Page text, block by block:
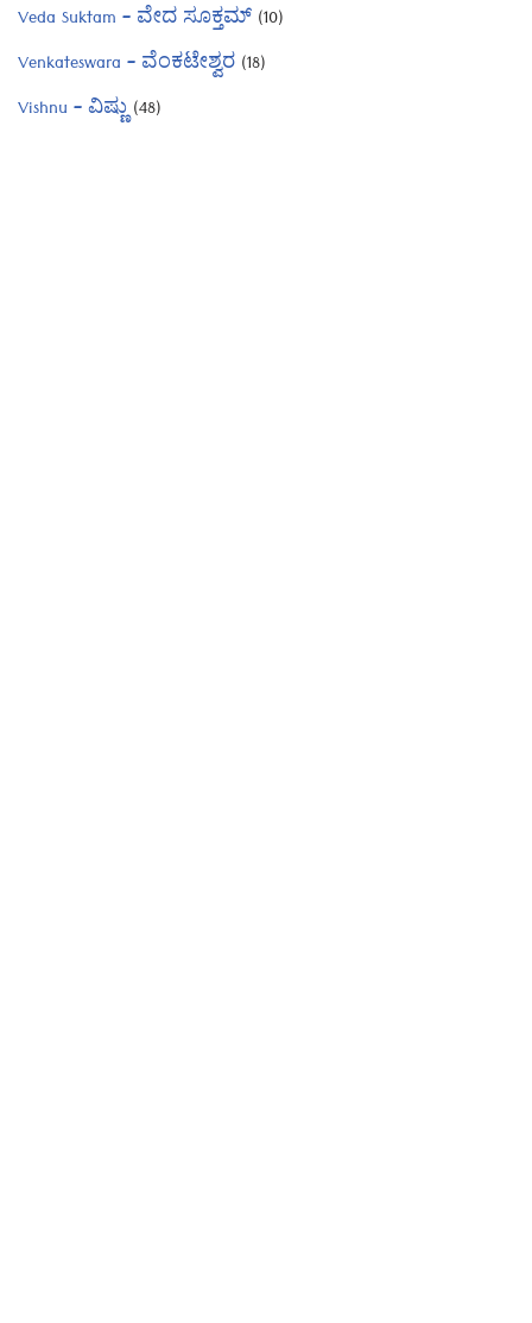
Veda Suktam – ವೇದ ಸೂಕ್ತಮ್ (10)
Venkateswara – ವೆಂಕಟೇಶ್ವರ (18)
Vishnu – ವಿಷ್ಣು(48)